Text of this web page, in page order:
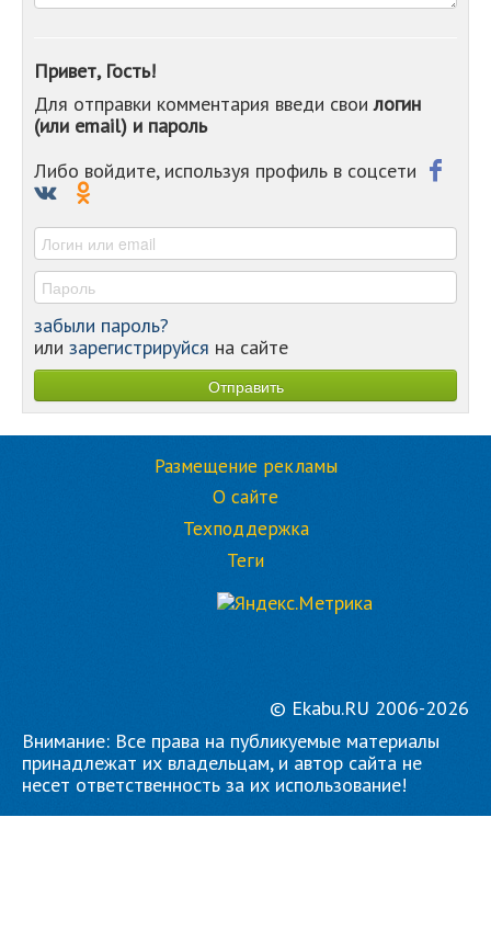
-
-
-
Привет, Гость!
Для отправки комментария введи своилогин
(или email) и пароль
Либо войдите, используя профиль в соцсети
забыли пароль?
или зарегистрируйся на сайте
Размещение рекламы
О сайте
Техподдержка
Теги
© Ekabu.RU 2006-2026
Внимание: Все права на публикуемые материалы
принадлежат их владельцам, и автор сайта не
несет ответственность за их использование!